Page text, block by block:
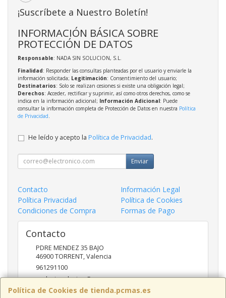
Política de Cookies de tienda.pcmas.es
¡Suscríbete a Nuestro Boletín!
INFORMACIÓN BÁSICA SOBRE
PROTECCIÓN DE DATOS
Responsable: NADA SIN SOLUCION, S.L.
Finalidad: Responder las consultas planteadas por el usuario y enviarle la
información solicitada; Legitimación: Consentimiento del usuario;
Destinatarios: Solo se realizan cesiones si existe una obligación legal;
Derechos: Acceder, rectificar y suprimir, así como otros derechos, como se
indica en la información adicional; Información Adicional: Puede
consultar la información completa de Protección de Datos en nuestra Política
de Privacidad.
He leído y acepto la Política de Privacidad.
Enviar
Contacto
Información Legal
Política Privacidad
Política de Cookies
Condiciones de Compra
Formas de Pago
Contacto
PDRE MENDEZ 35 BAJO
46900TORRENT,Valencia
961291100
nadasinsolucion@pcmas.es